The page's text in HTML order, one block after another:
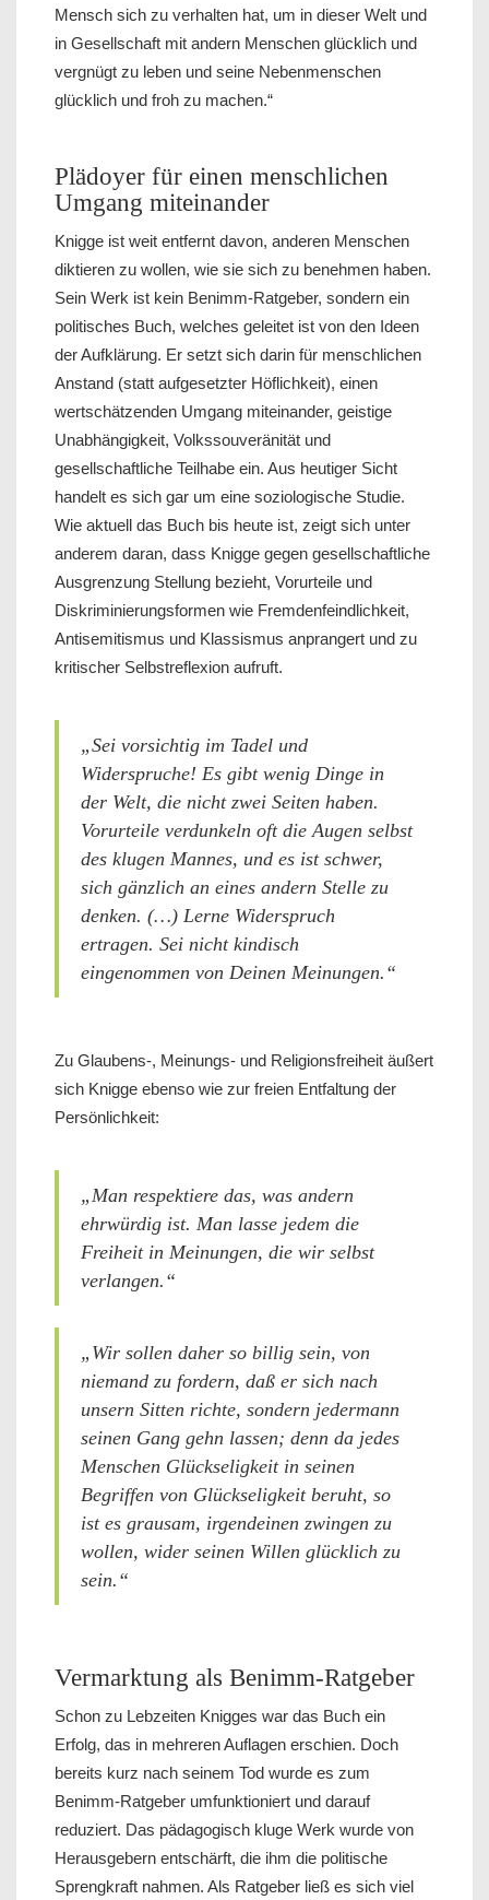
Mensch sich zu verhalten hat, um in dieser Welt und
in Gesellschaft mit andern Menschen glücklich und
vergnügt zu leben und seine Nebenmenschen
glücklich und froh zu machen.“
Plädoyer für einen menschlichen
Umgang miteinander
Knigge ist weit entfernt davon, anderen Menschen
diktieren zu wollen, wie sie sich zu benehmen haben.
Sein Werk ist kein Benimm-Ratgeber, sondern ein
politisches Buch, welches geleitet ist von den Ideen
der Aufklärung. Er setzt sich darin für menschlichen
Anstand (statt aufgesetzter Höflichkeit), einen
wertschätzenden Umgang miteinander, geistige
Unabhängigkeit, Volkssouveränität und
gesellschaftliche Teilhabe ein. Aus heutiger Sicht
handelt es sich gar um eine soziologische Studie.
Wie aktuell das Buch bis heute ist, zeigt sich unter
anderem daran, dass Knigge gegen gesellschaftliche
Ausgrenzung Stellung bezieht, Vorurteile und
Diskriminierungsformen wie Fremdenfeindlichkeit,
Antisemitismus und Klassismus anprangert und zu
kritischer Selbstreflexion aufruft.
„Sei vorsichtig im Tadel und
Widerspruche! Es gibt wenig Dinge in
der Welt, die nicht zwei Seiten haben.
Vorurteile verdunkeln oft die Augen selbst
des klugen Mannes, und es ist schwer,
sich gänzlich an eines andern Stelle zu
denken. (…) Lerne Widerspruch
ertragen. Sei nicht kindisch
eingenommen von Deinen Meinungen.“
Zu Glaubens-, Meinungs- und Religionsfreiheit äußert
sich Knigge ebenso wie zur freien Entfaltung der
Persönlichkeit:
„Man respektiere das, was andern
ehrwürdig ist. Man lasse jedem die
Freiheit in Meinungen, die wir selbst
verlangen.“
„Wir sollen daher so billig sein, von
niemand zu fordern, daß er sich nach
unsern Sitten richte, sondern jedermann
seinen Gang gehn lassen; denn da jedes
Menschen Glückseligkeit in seinen
Begriffen von Glückseligkeit beruht, so
ist es grausam, irgendeinen zwingen zu
wollen, wider seinen Willen glücklich zu
sein.“
Vermarktung als Benimm-Ratgeber
Schon zu Lebzeiten Knigges war das Buch ein
Erfolg, das in mehreren Auflagen erschien. Doch
bereits kurz nach seinem Tod wurde es zum
Benimm-Ratgeber umfunktioniert und darauf
reduziert. Das pädagogisch kluge Werk wurde von
Herausgebern entschärft, die ihm die politische
Sprengkraft nahmen. Als Ratgeber ließ es sich viel